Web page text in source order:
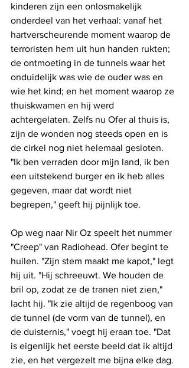
kinderen zijn een onlosmakelijk
onderdeel van het verhaal: vanaf het
hartverscheurende moment waarop de
terroristen hem uit hun handen rukten;
de ontmoeting in de tunnels waar het
onduidelijk was wie de ouder was en
wie het kind; en het moment waarop ze
thuiskwamen en hij werd
achtergelaten. Zelfs nu Ofer al thuis is,
zijn de wonden nog steeds open en is
de cirkel nog niet helemaal gesloten.
"Ik ben verraden door mijn land, ik ben
een uitstekend burger en ik heb alles
gegeven, maar dat wordt niet
begrepen," geeft hij pijnlijk toe.
Op weg naar Nir Oz speelt het nummer
"Creep" van Radiohead. Ofer begint te
huilen. "Zijn stem maakt me kapot," legt
hij uit. "Hij schreeuwt. We houden de
bril op, zodat ze de tranen niet zien,"
lacht hij. "Ik zie altijd de regenboog van
de tunnel (de vorm van de tunnel), en
de duisternis," voegt hij eraan toe. "Dat
is eigenlijk het eerste beeld dat ik altijd
zie, en het vergezelt me ​​bijna elke dag.